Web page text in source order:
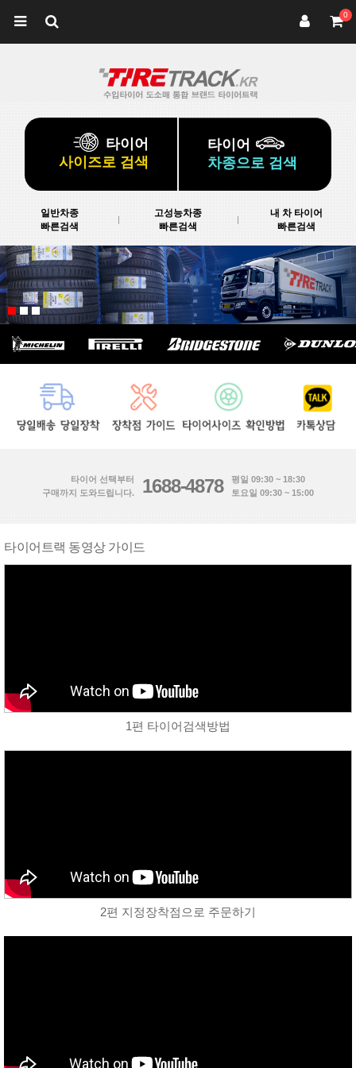
0
타이어
사이즈로 검색
타이어
차종으로 검색
일반차종
빠른검색
고성능차종
빠른검색
내 차 타이어
빠른검색
타이어 선택부터
구매까지 도와드립니다.
1688-4878
평일 09:30 ~ 18:30
토요일 09:30 ~ 15:00
타이어트랙 동영상 가이드
1편 타이어검색방법
2편 지정장착점으로 주문하기